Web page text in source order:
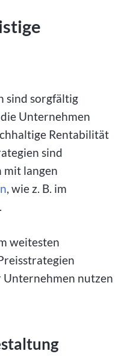
sind sorgfältig
Unternehmen
Rentabilität
sind
mit langen
, wie z. B. im
weitesten
Unternehmen nutzen